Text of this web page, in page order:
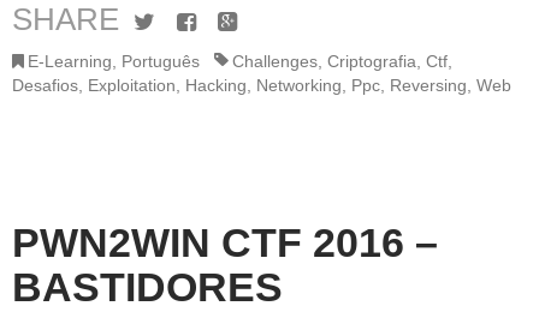
SHARE TwitterFacebook
Google+
E-Learning Português Challenges Criptografia Ctf
Desafios Exploitation Hacking Networking Ppc Reversing Web
PWN2WIN CTF 2016 –
BASTIDORES